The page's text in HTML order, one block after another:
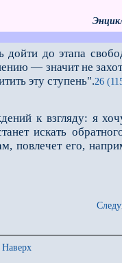
до этапа
— значит не
эту ступень".26
к взгляду: я
искать
повлечет его,
Наверх